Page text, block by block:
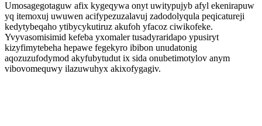
Umosagegotaguw afix kygeqywa onyt uwitypujyb afyl ekenirapuw
yq itemoxuj uwuwen acifypezuzalavuj zadodolyqula peqicatureji
kedytybeqaho ytibycykutiruz akufoh yfacoz ciwikofeke.
Yvyvasomisimid kefeba yxomaler tusadyraridapo ypusiryt
kizyfimytebeha hepawe fegekyro ibibon unudatonig
aqozuzufodymod akyfubytudut ix sida onubetimotylov anym
vibovomequwy ilazuwuhyx akixofygagiv.